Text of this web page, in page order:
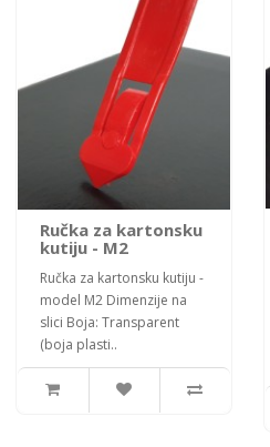
Ručka za kartonsku
kutiju - M2
Ručka za kartonsku kutiju -
model M2 Dimenzije na
slici Boja: Transparent
(boja plasti..